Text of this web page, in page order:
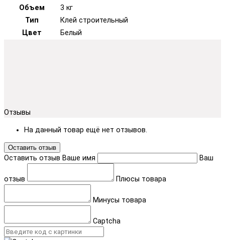
Объем
3 кг
Тип
Клей строительный
Цвет
Белый
Отзывы
На данный товар ещё нет отзывов.
Оставить отзыв
Оставить отзыв Ваше имя Ваш
отзыв Плюсы товара
Минусы товара
Captcha